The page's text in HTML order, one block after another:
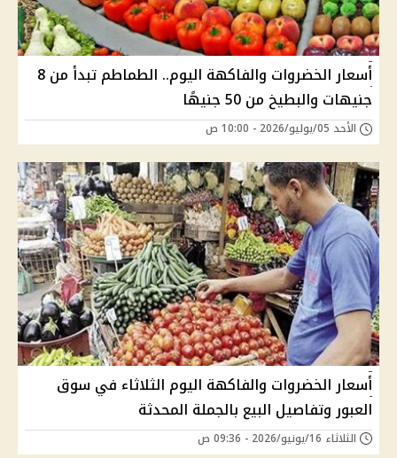
أسعار الخضروات والفاكهة اليوم.. الطماطم تبدأ من 8
جنيهات والبطيخ من 50 جنيهًا
الأحد 05/يوليو/2026 - 10:00 ص
أسعار الخضروات والفاكهة اليوم الثلاثاء في سوق
العبور وتفاصيل البيع بالجملة المحدثة
الثلاثاء 16/يونيو/2026 - 09:36 ص